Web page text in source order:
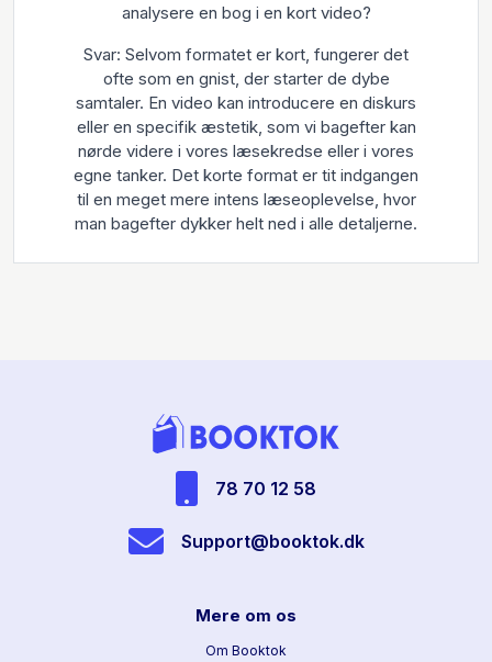
analysere en bog i en kort video?
Svar: Selvom formatet er kort, fungerer det
ofte som en gnist, der starter de dybe
samtaler. En video kan introducere en diskurs
eller en specifik æstetik, som vi bagefter kan
nørde videre i vores læsekredse eller i vores
egne tanker. Det korte format er tit indgangen
til en meget mere intens læseoplevelse, hvor
man bagefter dykker helt ned i alle detaljerne.
78 70 12 58
Support@booktok.dk
Mere om os
Om Booktok